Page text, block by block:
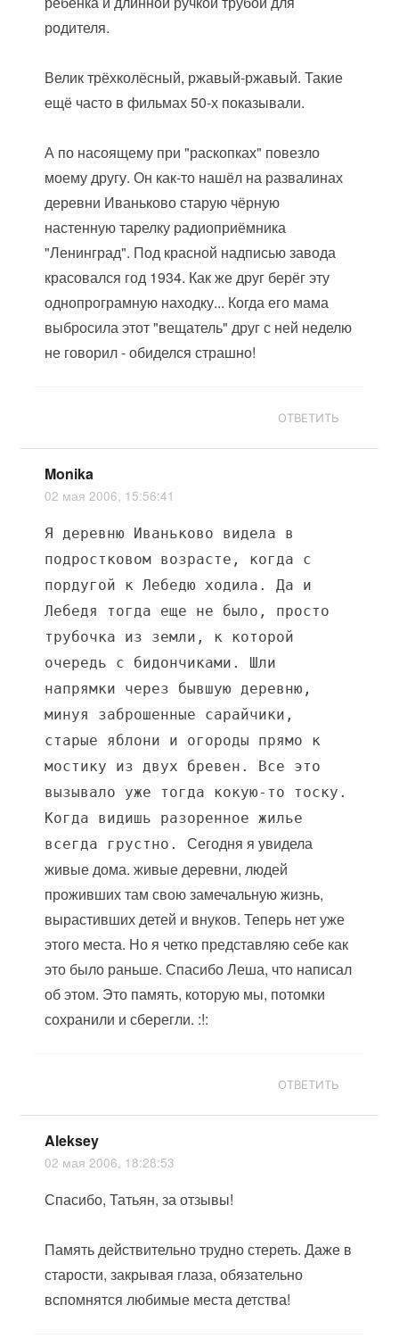
родителя.
Велик трёхколёсный, ржавый-ржавый. Такие
ещё часто в фильмах 50-х показывали.
А по насоящему при "раскопках" повезло
моему другу. Он как-то нашёл на развалинах
деревни Иваньково старую чёрную
настенную тарелку радиоприёмника
"Ленинград". Под красной надписью завода
красовался год 1934. Как же друг берёг эту
однопрограмную находку... Когда его мама
выбросила этот "вещатель" друг с ней неделю
не говорил - обиделся страшно!
ОТВЕТИТЬ
Monika
02 мая 2006, 15:56:41
Я деревню Иваньково видела в
подростковом возрасте, когда с
пордугой к Лебедю ходила. Да и
Лебедя тогда еще не было, просто
трубочка из земли, к которой
очередь с бидончиками. Шли
напрямки через бывшую деревню,
минуя заброшенные сарайчики,
старые яблони и огороды прямо к
мостику из двух бревен. Все это
вызывало уже тогда кокую-то тоску.
Когда видишь разоренное жилье
всегда грустно.Сегодня я увидела
живые дома. живые деревни, людей
проживших там свою замечальную жизнь,
вырастивших детей и внуков. Теперь нет уже
этого места. Но я четко представляю себе как
это было раньше. Спасибо Леша, что написал
об этом. Это память, которую мы, потомки
сохранили и сберегли. :!:
ОТВЕТИТЬ
Aleksey
02 мая 2006, 18:28:53
Спасибо, Татьян, за отзывы!
Память действительно трудно стереть. Даже в
старости, закрывая глаза, обязательно
вспомнятся любимые места детства!